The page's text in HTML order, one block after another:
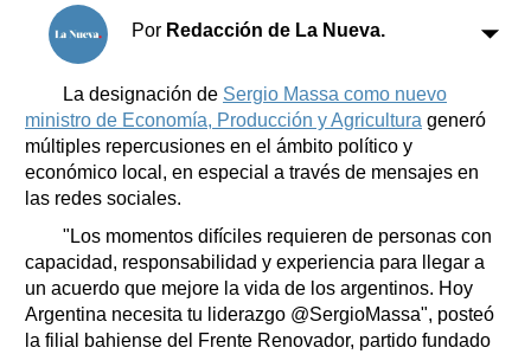
Clasificados
Horóscopo
Suplementos
Servicios
Farmacias
Transportes
Loterías
Fúnebres
Edictos
Teléfonos de urgencia
Por Redacción de La Nueva.
La designación de Sergio Massa como nuevo
ministro de Economía, Producción y Agricultura generó
múltiples repercusiones en el ámbito político y
económico local, en especial a través de mensajes en
las redes sociales.
"Los momentos difíciles requieren de personas con
capacidad, responsabilidad y experiencia para llegar a
un acuerdo que mejore la vida de los argentinos. Hoy
Argentina necesita tu liderazgo @SergioMassa", posteó
la filial bahiense del Frente Renovador, partido fundado